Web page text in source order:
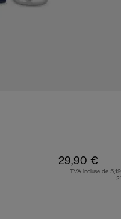
29,90 €
TVA incluse de